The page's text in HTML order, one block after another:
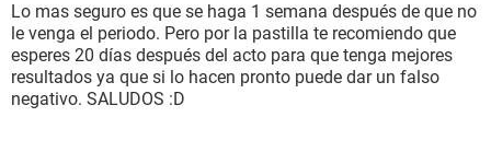
Lo mas seguro es que se haga 1 semana después de que no
le venga el periodo. Pero por la pastilla te recomiendo que
esperes 20 días después del acto para que tenga mejores
resultados ya que si lo hacen pronto puede dar un falso
negativo. SALUDOS :D